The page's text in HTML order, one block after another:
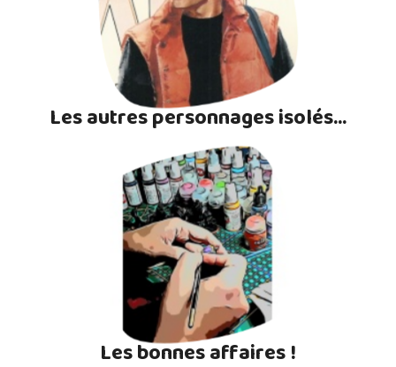
Les autres personnages isolés...
Les bonnes affaires !